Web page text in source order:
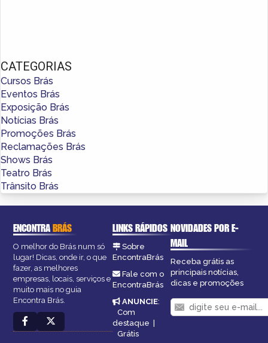
CATEGORIAS
Cursos Brás
Eventos Brás
Exposição Brás
Notícias Brás
Promoções Brás
Reclamações Brás
Shows Brás
Teatro Brás
Trânsito Brás
ENCONTRABRÁS
O melhor do Brás num só
lugar! Dicas, onde ir, o que
fazer, as melhores
empresas, locais, serviços e
muito mais no guia
Encontra Brás.
LINKS RÁPIDOS
Sobre
EncontraBrás
Fale com o
EncontraBrás
ANUNCIE:
Com
destaque
Grátis
NOVIDADES POR E-
MAIL
Receba grátis as
principais notícias,
dicas e promoções